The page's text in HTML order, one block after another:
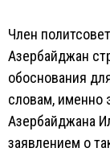
Член
Азербайджан
обоснования
словам, именно
Азербайджана
заявлением о